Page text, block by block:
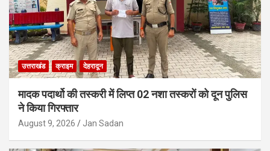
उत्तराखंड क्राइम देहरादून
मादक पदार्थो की तस्करी में लिप्त 02 नशा तस्करों को दून पुलिस
ने किया गिरफ्तार
August 9, 2026 Jan Sadan